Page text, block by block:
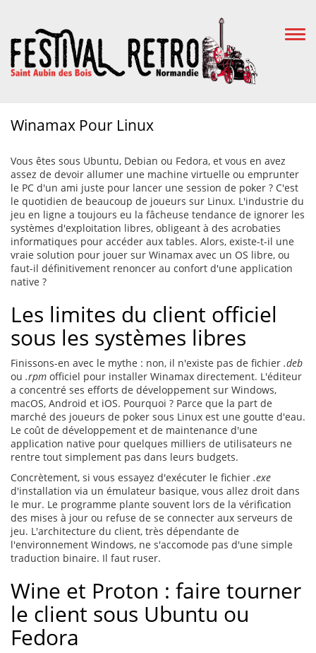
Winamax Pour Linux
Vous êtes sous Ubuntu, Debian ou Fedora, et vous en avez
assez de devoir allumer une machine virtuelle ou emprunter
le PC d'un ami juste pour lancer une session de poker ? C'est
le quotidien de beaucoup de joueurs sur Linux. L'industrie du
jeu en ligne a toujours eu la fâcheuse tendance de ignorer les
systèmes d'exploitation libres, obligeant à des acrobaties
informatiques pour accéder aux tables. Alors, existe-t-il une
vraie solution pour jouer sur Winamax avec un OS libre, ou
faut-il définitivement renoncer au confort d'une application
native ?
Les limites du client officiel
sous les systèmes libres
Finissons-en avec le mythe : non, il n'existe pas de fichier .deb
ou .rpm officiel pour installer Winamax directement. L'éditeur
a concentré ses efforts de développement sur Windows,
macOS, Android et iOS. Pourquoi ? Parce que la part de
marché des joueurs de poker sous Linux est une goutte d'eau.
Le coût de développement et de maintenance d'une
application native pour quelques milliers de utilisateurs ne
rentre tout simplement pas dans leurs budgets.
Concrètement, si vous essayez d'exécuter le fichier .exe
d'installation via un émulateur basique, vous allez droit dans
le mur. Le programme plante souvent lors de la vérification
des mises à jour ou refuse de se connecter aux serveurs de
jeu. L'architecture du client, très dépendante de
l'environnement Windows, ne s'accomode pas d'une simple
traduction binaire. Il faut ruser.
Wine et Proton : faire tourner
le client sous Ubuntu ou
Fedora